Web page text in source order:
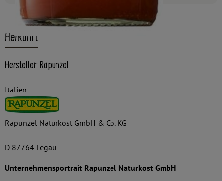
Herkunft
Hersteller: Rapunzel
Italien
Rapunzel Naturkost GmbH & Co. KG
D 87764 Legau
Unternehmensportrait Rapunzel Naturkost GmbH